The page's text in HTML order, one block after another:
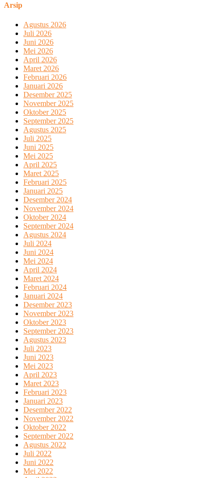
Arsip
Agustus 2026
Juli 2026
Juni 2026
Mei 2026
April 2026
Maret 2026
Februari 2026
Januari 2026
Desember 2025
November 2025
Oktober 2025
September 2025
Agustus 2025
Juli 2025
Juni 2025
Mei 2025
April 2025
Maret 2025
Februari 2025
Januari 2025
Desember 2024
November 2024
Oktober 2024
September 2024
Agustus 2024
Juli 2024
Juni 2024
Mei 2024
April 2024
Maret 2024
Februari 2024
Januari 2024
Desember 2023
November 2023
Oktober 2023
September 2023
Agustus 2023
Juli 2023
Juni 2023
Mei 2023
April 2023
Maret 2023
Februari 2023
Januari 2023
Desember 2022
November 2022
Oktober 2022
September 2022
Agustus 2022
Juli 2022
Juni 2022
Mei 2022